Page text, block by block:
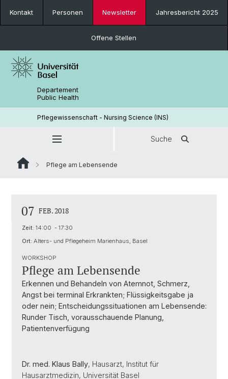
Kontakt Personen Newsletter Jahresbericht 2025
Offene Stellen
Departement
Public Health
Pflegewissenschaft - Nursing Science (INS)
Suche
Pflege am Lebensende
07 FEB. 2018
Zeit: 14:00 - 17:30
Ort: Alters- und Pflegeheim Marienhaus, Basel
WORKSHOP
Pflege am Lebensende
Erkennen und Behandeln von Atemnot, Schmerz,
Angst bei terminal Erkrankten; Flüssigkeitsgabe ja
oder nein; Entscheidungssituationen am Lebensende:
Runder Tisch, vorausschauende Planung,
Patientenverfügung
Dr. med. Klaus Bally, Hausarzt, Institut für
Hausarztmedizin, Universität Basel